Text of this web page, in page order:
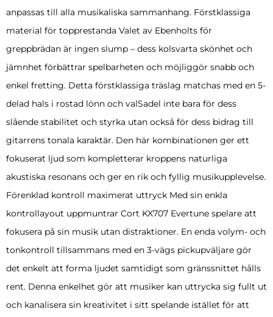
anpassas till alla musikaliska sammanhang. Förstklassiga
material för topprestanda Valet av Ebenholts för
greppbrädan är ingen slump – dess kolsvarta skönhet och
jämnhet förbättrar spelbarheten och möjliggör snabb och
enkel fretting. Detta förstklassiga träslag matchas med en 5-
delad hals i rostad lönn och valSadel inte bara för dess
slående stabilitet och styrka utan också för dess bidrag till
gitarrens tonala karaktär. Den här kombinationen ger ett
fokuserat ljud som kompletterar kroppens naturliga
akustiska resonans och ger en rik och fyllig musikupplevelse.
Förenklad kontroll maximerat uttryck Med sin enkla
kontrollayout uppmuntrar Cort KX707 Evertune spelare att
fokusera på sin musik utan distraktioner. En enda volym- och
tonkontroll tillsammans med en 3-vägs pickupväljare gör
det enkelt att forma ljudet samtidigt som gränssnittet hålls
rent. Denna enkelhet gör att musiker kan uttrycka sig fullt ut
och kanalisera sin kreativitet i sitt spelande istället för att